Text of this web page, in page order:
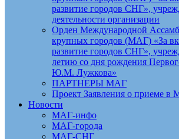
развитие городов СНГ»,
деятельности организации
Орден Международной
крупных городов (МАГ) «За
развитие городов СНГ»,
летию со дня рождения
Ю.М. Лужкова»
ПАРТНЕРЫ МАГ
Проект Заявления о приеме в
Новости
МАГ-инфо
МАГ-города
МАГ-СНГ